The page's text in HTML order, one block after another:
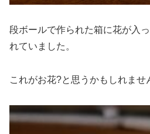
段ボールで作られた箱に花が入
れていました。
これがお花?と思うかもしれませ